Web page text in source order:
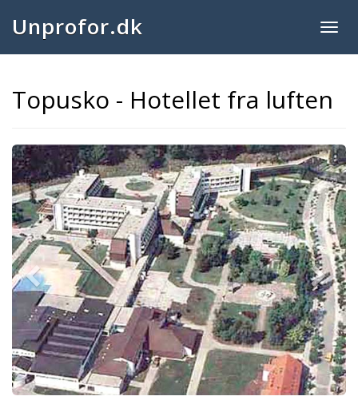
Unprofor.dk
Topusko - Hotellet fra luften
Previous Next